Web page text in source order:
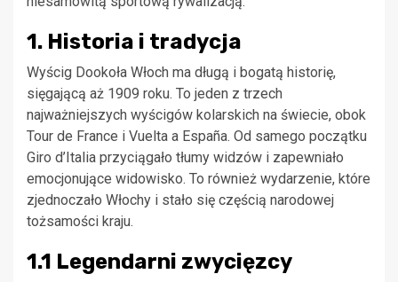
1. Historia i tradycja
Wyścig Dookoła Włoch ma długą i bogatą historię,
sięgającą aż 1909 roku. To jeden z trzech
najważniejszych wyścigów kolarskich na świecie, obok
Tour de France i Vuelta a España. Od samego początku
Giro d’Italia przyciągało tłumy widzów i zapewniało
emocjonujące widowisko. To również wydarzenie, które
zjednoczało Włochy i stało się częścią narodowej
tożsamości kraju.
1.1 Legendarni zwycięzcy